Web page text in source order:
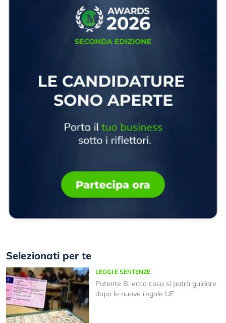
Selezionati per te
LEGGI E SENTENZE
Patente B, ecco cosa si potrà guidare
dopo le nuove regole UE